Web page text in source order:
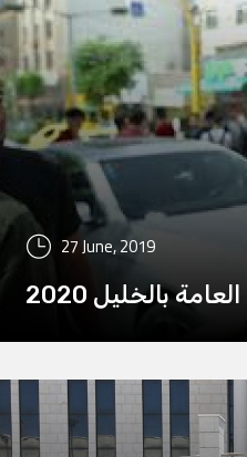
27 June, 2019
بالخليل 2020